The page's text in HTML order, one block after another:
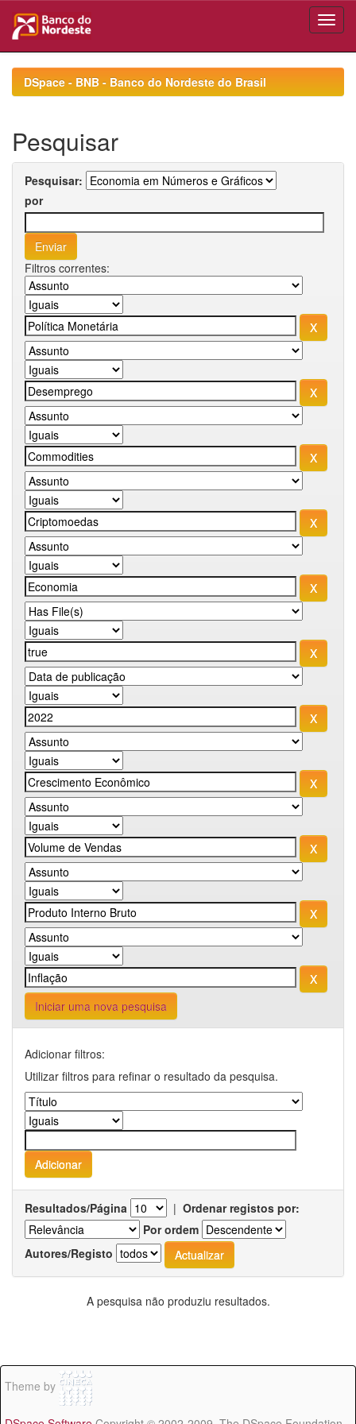
navigationDSpace - BNB - Banco do Nordeste do Brasil
Pesquisar
Pesquisar:
por
Filtros correntes:
Iniciar uma nova pesquisa
Adicionar filtros:
Utilizar filtros para refinar o resultado da pesquisa.
Resultados/Página | Ordenar registos por:
Por ordem
Autores/Registo
A pesquisa não produziu resultados.
Theme by